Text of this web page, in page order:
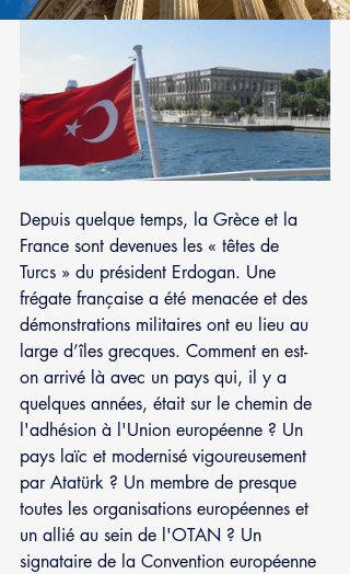
Depuis quelque temps, la Grèce et la
France sont devenues les « têtes de
Turcs » du président Erdogan. Une
frégate française a été menacée et des
démonstrations militaires ont eu lieu au
large d’îles grecques. Comment en est-
on arrivé là avec un pays qui, il y a
quelques années, était sur le chemin de
l'adhésion à l'Union européenne ? Un
pays laïc et modernisé vigoureusement
par Atatürk ? Un membre de presque
toutes les organisations européennes et
un allié au sein de l'OTAN ? Un
signataire de la Convention européenne